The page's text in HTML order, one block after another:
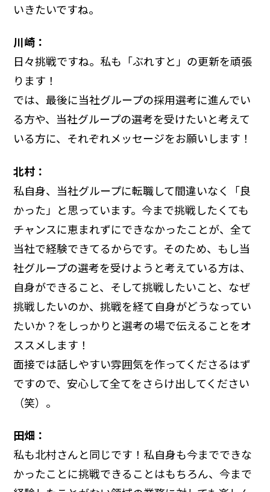
いきたいですね。
川崎：
日々挑戦ですね。私も「ぶれすと」の更新を頑張
ります！
では、最後に当社グループの採用選考に進んでい
る方や、当社グループの選考を受けたいと考えて
いる方に、それぞれメッセージをお願いします！
北村：
私自身、当社グループに転職して間違いなく「良
かった」と思っています。今まで挑戦したくても
チャンスに恵まれずにできなかったことが、全て
当社で経験できてるからです。そのため、もし当
社グループの選考を受けようと考えている方は、
自身ができること、そして挑戦したいこと、なぜ
挑戦したいのか、挑戦を経て自身がどうなってい
たいか？をしっかりと選考の場で伝えることをオ
ススメします！
面接では話しやすい雰囲気を作ってくださるはず
ですので、安心して全てをさらけ出してください
（笑）。
田畑：
私も北村さんと同じです！私自身も今までできな
かったことに挑戦できることはもちろん、今まで